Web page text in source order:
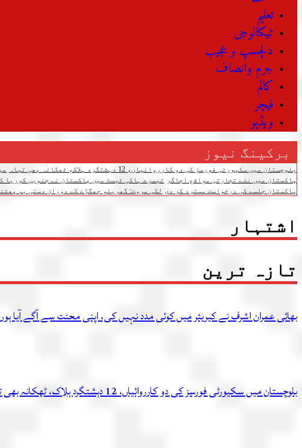
تعلیم
ٹیکنالوجی
دلچسپ و عجیب
جرم وانصاف
کالم
فیچر
ویڈیو
برکینگ نیوز
بلوچستان میں سکیورٹی فورسز کی دو کارروائیاں، 12 دہشتگرد ہلاک، ٹھکانہ بھی تباہ
پاکستان میں نئے تجارتی مواقع اجاگر
تیسرے ہاکی ٹیسٹ میں پاکستان نے جنوبی کوریا کو 4-3 سے شکست دے دی، سیریز اپنے نام
پاکستان جلسے کی درخواست مسترد کر دی لکی مروت: گھریلو جھگڑے کے دوران دستی بم پھٹنے سے 3 افراد جاں بحق، 3
اشتہار
تازہ ترین
بھائی عمران اشرف نے کیریئر میں کوئی مدد نہیں کی، اپنی محنت سے آگے آیا
بلوچستان میں سکیورٹی فورسز کی دو کارروائیاں، 12 دہشتگرد ہلاک، ٹھکانہ بھی تباہ